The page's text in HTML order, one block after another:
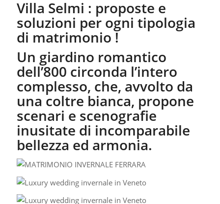
Villa Selmi : proposte e
soluzioni per ogni tipologia
di matrimonio !
Un giardino romantico
dell’800 circonda l’intero
complesso, che, avvolto da
una coltre bianca, propone
scenari e scenografie
inusitate di incomparabile
bellezza ed armonia.